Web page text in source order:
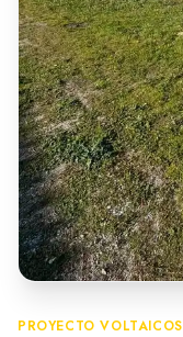
PROYECTO VOLTAICOS